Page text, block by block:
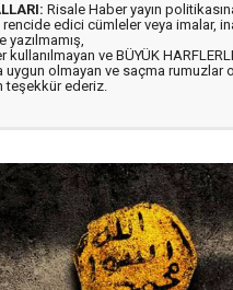
Risale Haber yayın
edici cümleler veya imalar,
yazılmamış,
kullanılmayan ve BÜYÜK
uygun olmayan ve saçma rumuzlar
teşekkür ederiz.